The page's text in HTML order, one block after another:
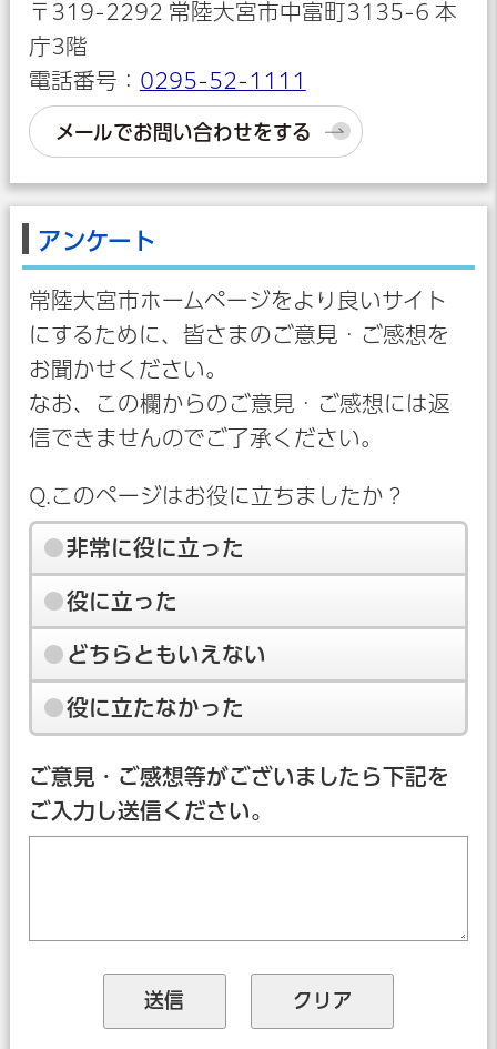
〒319-2292 常陸大宮市中富町3135-6 本
庁3階
電話番号： 0295-52-1111
メールでお問い合わせをする
アンケート
常陸大宮市ホームページをより良いサイト
にするために、皆さまのご意見・ご感想を
お聞かせください。
なお、この欄からのご意見・ご感想には返
信できませんのでご了承ください。
Q.このページはお役に立ちましたか？
非常に役に立った
役に立った
どちらともいえない
役に立たなかった
ご意見・ご感想等がございましたら下記を
ご入力し送信ください。